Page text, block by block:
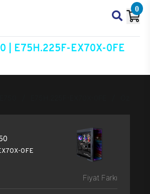
0
| E75H.225F-EX70X-0FE
0FE
Fiyat Farkı